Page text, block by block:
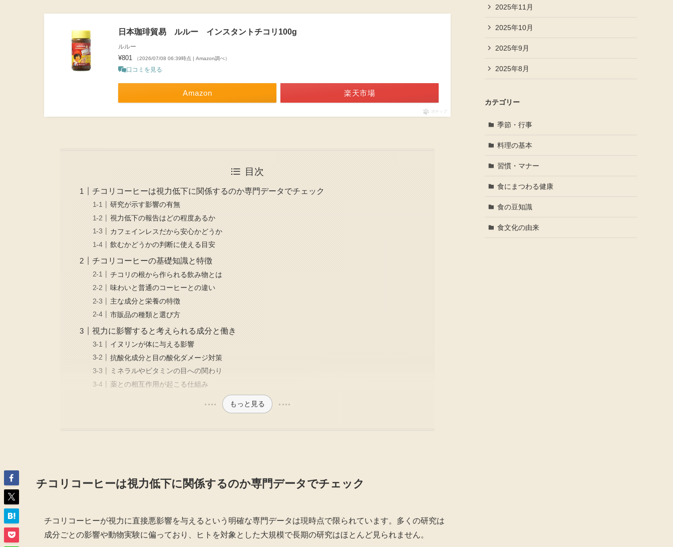
日本珈琲貿易 ルルー インスタントチコリ100g
ルルー
¥801 （2026/07/08 06:39時点 | Amazon調べ）
口コミを見る
Amazon 楽天市場
ポチップ
目次
チコリコーヒーは視力低下に関係するのか専門データでチェック
研究が示す影響の有無
視力低下の報告はどの程度あるか
カフェインレスだから安心かどうか
飲むかどうかの判断に使える目安
チコリコーヒーの基礎知識と特徴
チコリの根から作られる飲み物とは
味わいと普通のコーヒーとの違い
主な成分と栄養の特徴
市販品の種類と選び方
視力に影響すると考えられる成分と働き
イヌリンが体に与える影響
抗酸化成分と目の酸化ダメージ対策
ミネラルやビタミンの目への関わり
薬との相互作用が起こる仕組み
もっと見る
チコリコーヒーは視力低下に関係するのか専門データでチェック
チコリコーヒーが視力に直接悪影響を与えるという明確な専門データは現時点で限られています。多くの研究は
成分ごとの影響や動物実験に偏っており、ヒトを対象とした大規模で長期の研究はほとんど見られません。
2025年11月
2025年10月
2025年9月
2025年8月
カテゴリー
季節・行事
料理の基本
習慣・マナー
食にまつわる健康
食の豆知識
食文化の由来